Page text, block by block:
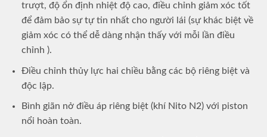
trượt, độ ổn định nhiệt độ cao, điều chỉnh giảm xóc tốt
để đảm bảo sự tự tin nhất cho người lái (sự khác biệt về
giảm xóc có thể dễ dàng nhận thấy với mỗi lần điều
chỉnh ).
Điều chỉnh thủy lực hai chiều bằng các bộ riêng biệt và
độc lập.
Bình giãn nở điều áp riêng biệt (khí Nito N2) với piston
nổi hoàn toàn.